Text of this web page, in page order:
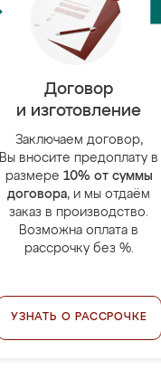
Договор
и изготовление
Заключаем договор,
Вы вносите предоплату в
размере 10% от суммы
договора, и мы отдаём
заказ в производство.
Возможна оплата в
рассрочку без %.
УЗНАТЬ О РАССРОЧКЕ